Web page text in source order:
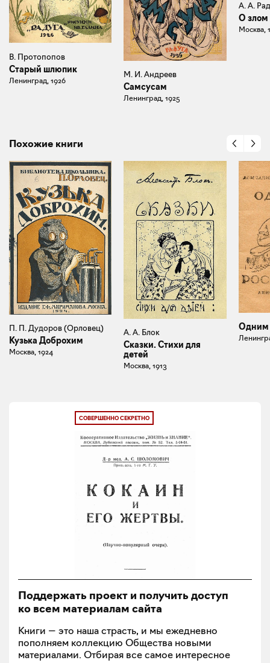
В. Протопопов
Старый шлюпик
Ленинград, 1926
М. И. Андреев
Самсусам
Ленинград, 1925
А. А.
О злом
Москва,
Похожие книги
П. П. Дудоров (Орловец)
Кузька Доброхим
Москва, 1924
А. А. Блок
Сказки. Стихи для
детей
Москва, 1913
Одним
СОВЕРШЕННО СЕКРЕТНО
Поддержать проект и получить доступ
ко всем материалам сайта
Книги — это наша страсть, и мы ежедневно
пополняем коллекцию Общества новыми
материалами. Отбирая все самое интересное